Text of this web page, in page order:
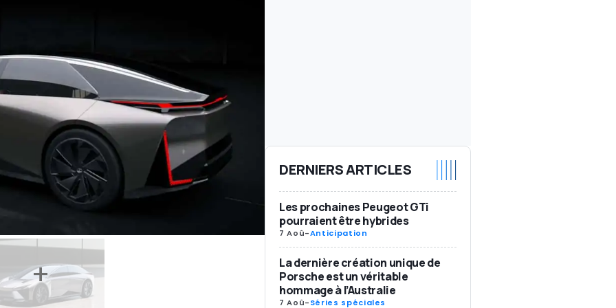
DERNIERS ARTICLES
Les prochaines Peugeot GTi
pourraient être hybrides
7 Aoû-Anticipation
La dernière création unique de
Porsche est un véritable
hommage à l’Australie
7 Aoû-Séries spéciales